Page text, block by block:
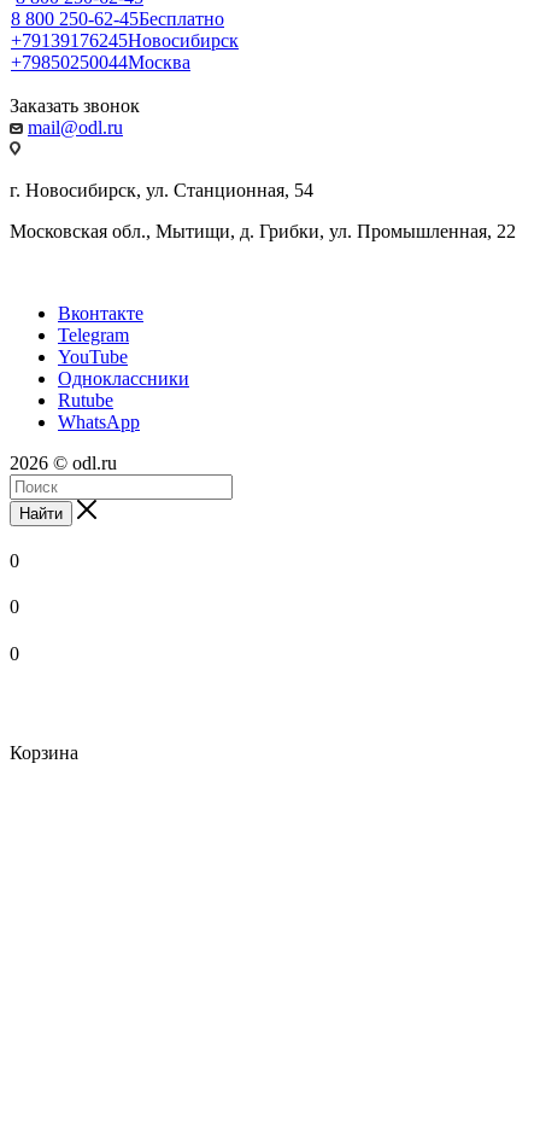
8 800 250-62-45Бесплатно
+79139176245Новосибирск
+79850250044Москва
Заказать звонок
mail@odl.ru
г. Новосибирск, ул. Станционная, 54
Московская обл., Мытищи, д. Грибки, ул. Промышленная, 22
Вконтакте
Telegram
YouTube
Одноклассники
Rutube
WhatsApp
2026 © odl.ru
Найти
0
0
0
Корзина